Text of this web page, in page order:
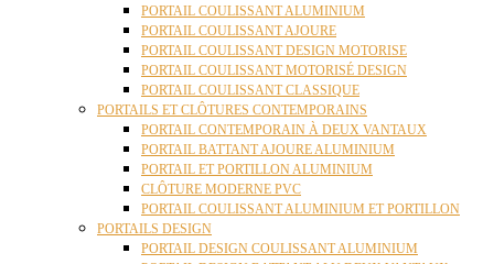
PORTAIL COULISSANT ALUMINIUM
PORTAIL COULISSANT AJOURE
PORTAIL COULISSANT DESIGN MOTORISE
PORTAIL COULISSANT MOTORISÉ DESIGN
PORTAIL COULISSANT CLASSIQUE
PORTAILS ET CLÔTURES CONTEMPORAINS
PORTAIL CONTEMPORAIN À DEUX VANTAUX
PORTAIL BATTANT AJOURE ALUMINIUM
PORTAIL ET PORTILLON ALUMINIUM
CLÔTURE MODERNE PVC
PORTAIL COULISSANT ALUMINIUM ET PORTILLON
PORTAILS DESIGN
PORTAIL DESIGN COULISSANT ALUMINIUM